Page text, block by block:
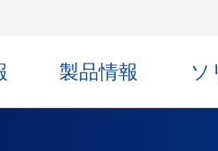
製品情報 ソ